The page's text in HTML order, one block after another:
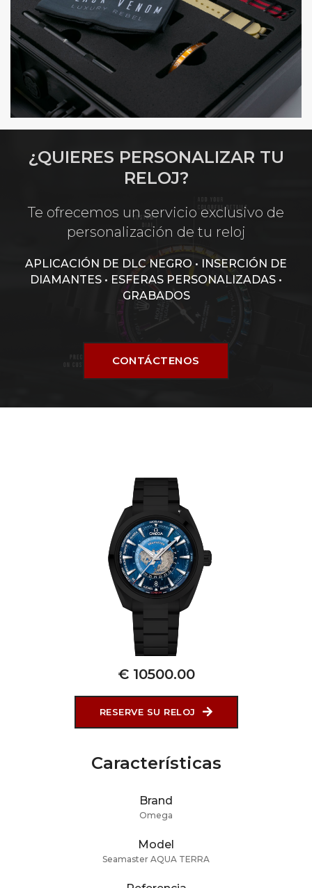
¿QUIERES PERSONALIZAR TU
RELOJ?
Te ofrecemos un servicio exclusivo de
personalización de tu reloj
APLICACIÓN DE DLC NEGRO • INSERCIÓN DE
DIAMANTES • ESFERAS PERSONALIZADAS •
GRABADOS
CONTÁCTENOS
€ 10500.00
RESERVE SU RELOJ
Características
Brand
Omega
Model
Seamaster AQUA TERRA